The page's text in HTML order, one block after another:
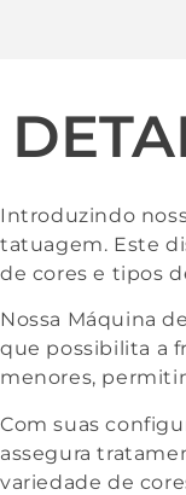
Introduzindo
tatuagem. Este
de cores e tipos
Nossa Máquina
que possibilita a
menores,
Com suas
assegura
variedade de